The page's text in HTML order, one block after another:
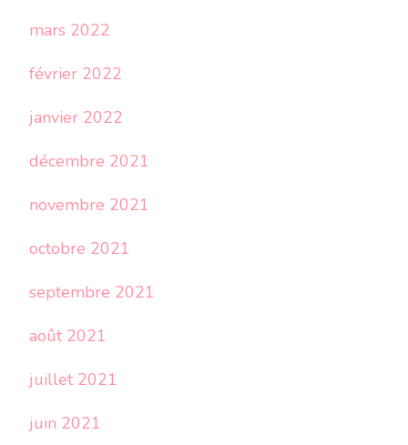
mars 2022
février 2022
janvier 2022
décembre 2021
novembre 2021
octobre 2021
septembre 2021
août 2021
juillet 2021
juin 2021